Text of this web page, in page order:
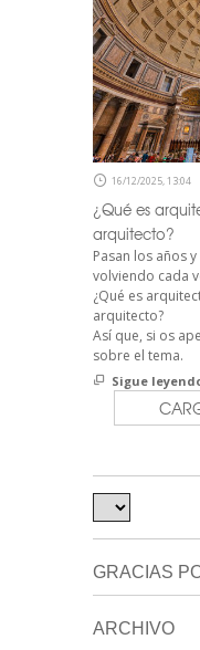
16/12/2025, 13:04
¿Qué es
arquitecto?
Pasan los años
volviendo cada
¿Qué es
arquitecto?
Así que, si os
sobre el tema.
Sigue
GRACIAS
ARCHIVO